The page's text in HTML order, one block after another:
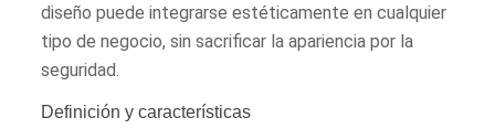
diseño puede integrarse estéticamente en cualquier
tipo de negocio, sin sacrificar la apariencia por la
seguridad.
Definición y características